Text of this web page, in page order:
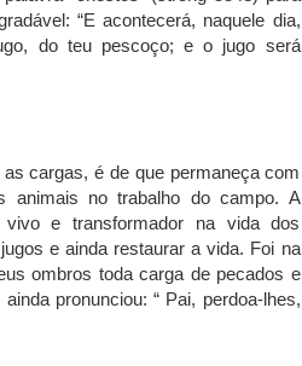
“E acontecerá, naquele dia,
do teu pescoço; e o jugo será
cargas, é de que permaneça com
animais no trabalho do campo. A
e transformador na vida dos
e ainda restaurar a vida. Foi na
ombros toda carga de pecados e
pronunciou: “ Pai, perdoa-lhes,